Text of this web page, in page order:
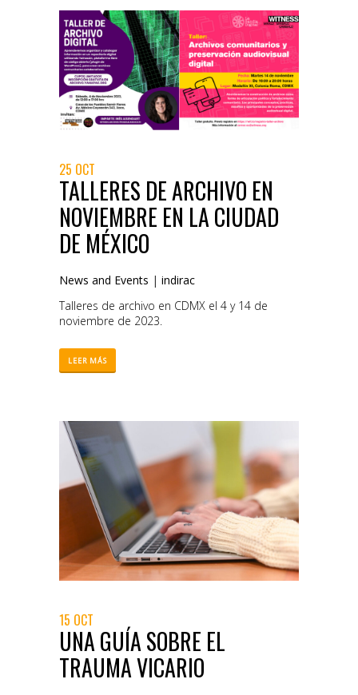
25 OCT
TALLERES DE ARCHIVO EN
NOVIEMBRE EN LA CIUDAD
DE MÉXICO
News and Events | indirac
Talleres de archivo en CDMX el 4 y 14 de
noviembre de 2023.
LEER MÁS
15 OCT
UNA GUÍA SOBRE EL
TRAUMA VICARIO